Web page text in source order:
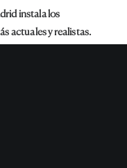
instala los
actuales y realistas.